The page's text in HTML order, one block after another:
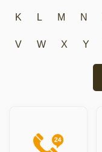
K L M N
V W X Y